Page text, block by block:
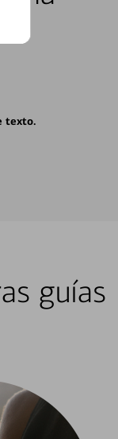
texto.
guías